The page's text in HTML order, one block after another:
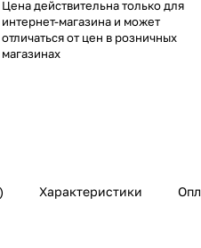
Цена действительна только для
интернет-магазина и может
отличаться от цен в розничных
магазинах
Характеристики